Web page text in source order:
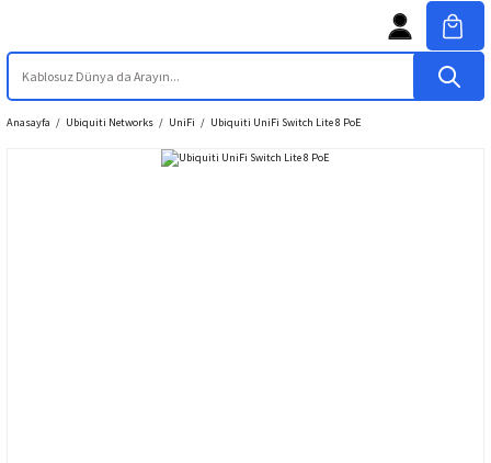
Anasayfa Ubiquiti Networks UniFi Ubiquiti UniFi Switch Lite 8 PoE